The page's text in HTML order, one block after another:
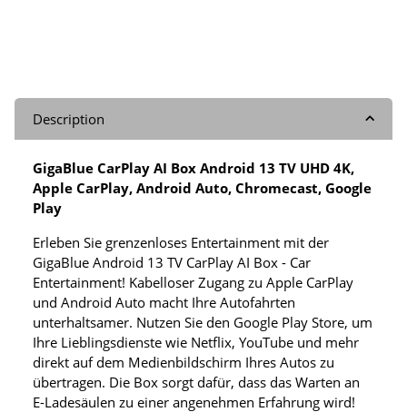
Description
GigaBlue CarPlay AI Box Android 13 TV UHD 4K,
Apple CarPlay, Android Auto, Chromecast, Google
Play
Erleben Sie grenzenloses Entertainment mit der
GigaBlue Android 13 TV CarPlay AI Box - Car
Entertainment! Kabelloser Zugang zu Apple CarPlay
und Android Auto macht Ihre Autofahrten
unterhaltsamer. Nutzen Sie den Google Play Store, um
Ihre Lieblingsdienste wie Netflix, YouTube und mehr
direkt auf dem Medienbildschirm Ihres Autos zu
übertragen. Die Box sorgt dafür, dass das Warten an
E-Ladesäulen zu einer angenehmen Erfahrung wird!